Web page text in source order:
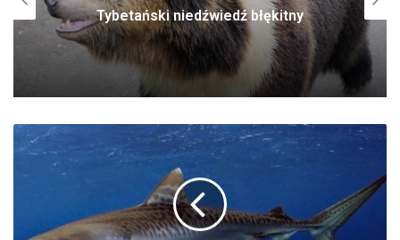
Tybetański niedźwiedź błękitny